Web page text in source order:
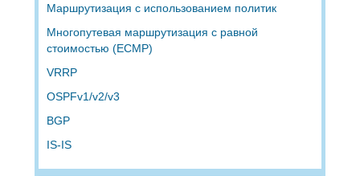
Маршрутизация с использованием политик
Многопутевая маршрутизация с равной
стоимостью (ECMP)
VRRP
OSPFv1/v2/v3
BGP
IS-IS